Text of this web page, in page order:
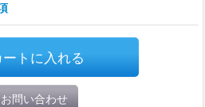
ートに入れる
お問い合わせ